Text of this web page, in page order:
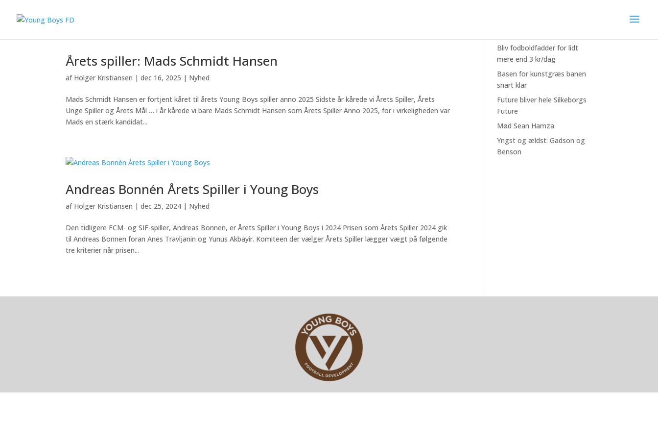
Årets spiller: Mads Schmidt Hansen
af Holger Kristiansen |dec 16, 2025 | Nyhed
Mads Schmidt Hansen er fortjent kåret til årets Young Boys spiller anno 2025 Sidste år kårede vi Årets Spiller, Årets
Unge Spiller og Årets Mål … i år kårede vi bare Mads Schmidt Hansen som Årets Spiller Anno 2025, for i virkeligheden var
Mads en stærk kandidat...
Andreas Bonnén Årets Spiller i Young Boys
af Holger Kristiansen |dec 25, 2024 | Nyhed
Den tidligere FCM- og SIF-spiller, Andreas Bonnen, er Årets Spiller i Young Boys i 2024 Prisen som Årets Spiller 2024 gik
til Andreas Bonnen foran Anes Travljanin og Yunus Akbayir. Komiteen der vælger Årets Spiller lægger vægt på følgende
tre kriterier når prisen...
Bliv fodboldfadder for lidt
mere end 3 kr/dag
Basen for kunstgræs banen
snart klar
Future bliver hele Silkeborgs
Future
Mød Sean Hamza
Yngst og ældst: Gadson og
Benson